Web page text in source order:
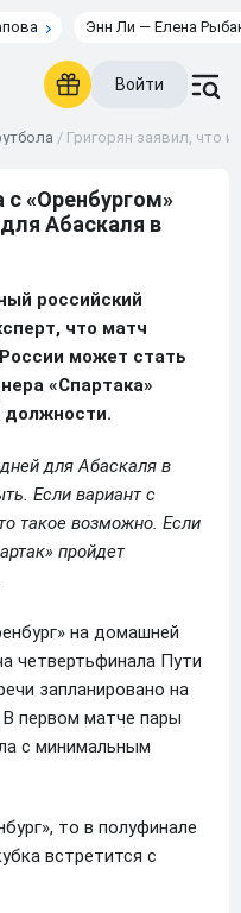
Энн Ли — Елена
Войти
/ Григорян заявил, что
c «Оренбургом»
Абаскаля в
российский
что матч
может стать
«Спартака»
должности.
для Абаскаля в
Если вариант с
такое возможно. Если
пройдет
на домашней
четвертьфинала Пути
запланировано на
первом матче пары
с минимальным
то в полуфинале
встретится с